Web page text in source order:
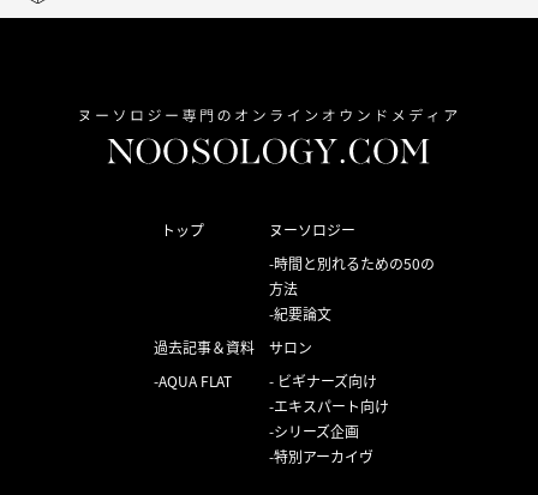
トップ
ヌーソロジー
時間と別れるための50の
方法
紀要論文
過去記事＆資料
AQUA FLAT
サロン
ビギナーズ向け
エキスパート向け
シリーズ企画
特別アーカイヴ